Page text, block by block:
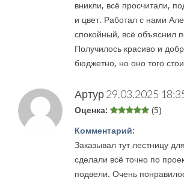
вникли, всё просчитали,
и цвет. Работал с нами
спокойный, всё объяснил
Получилось красиво и
бюджетно, но оно того
Артур29.03.2025
Оценка: (5)
Комментарий:
Заказывал тут лестницу
сделали всё точно по
подвели. Очень